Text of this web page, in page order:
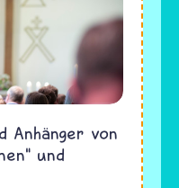
Anhänger von
und